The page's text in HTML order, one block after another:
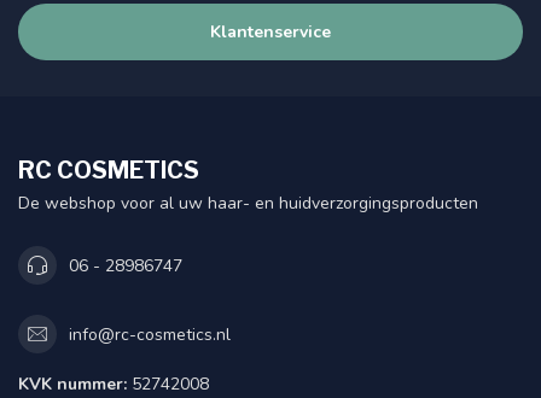
Klantenservice
RC COSMETICS
De webshop voor al uw haar- en huidverzorgingsproducten
06 - 28986747
info@rc-cosmetics.nl
KVK nummer: 52742008